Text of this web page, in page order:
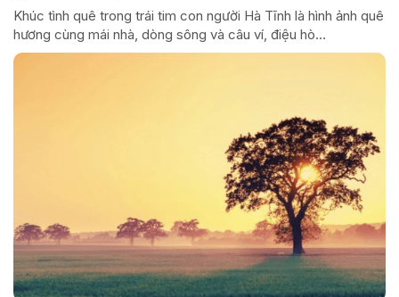
Khúc tình quê trong trái tim con người Hà Tĩnh là hình ảnh quê
hương cùng mái nhà, dòng sông và câu ví, điệu hò…